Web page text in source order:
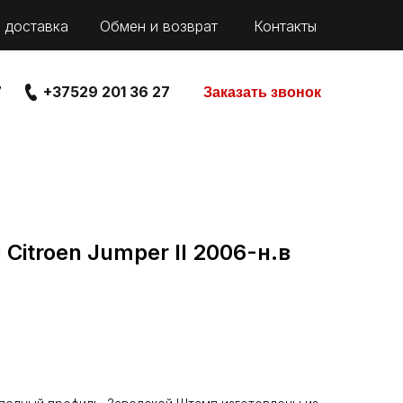
+37529 201 36 27
Обмен и возврат Контакты
Заказать звонок
Jumper II 2006-н.в